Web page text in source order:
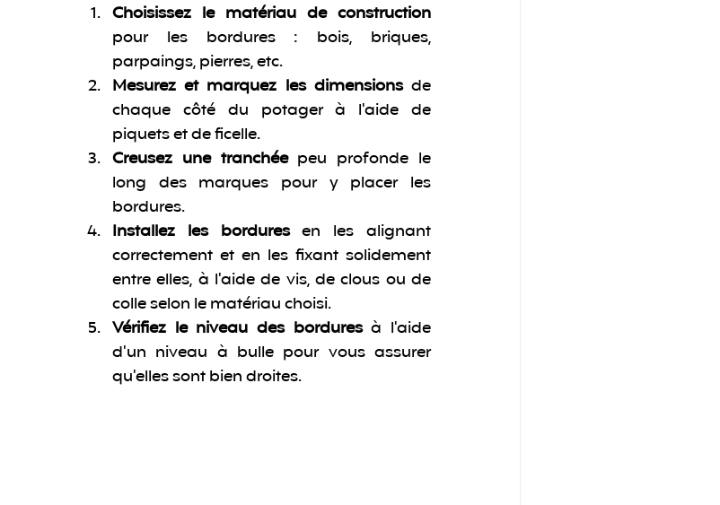
Choisissez le matériau de construction
pour les bordures : bois, briques,
parpaings, pierres, etc.
Mesurez et marquez les dimensions de
chaque côté du potager à l'aide de
piquets et de ficelle.
Creusez une tranchée peu profonde le
long des marques pour y placer les
bordures.
Installez les bordures en les alignant
correctement et en les fixant solidement
entre elles, à l'aide de vis, de clous ou de
colle selon le matériau choisi.
Vérifiez le niveau des bordures à l'aide
d'un niveau à bulle pour vous assurer
qu'elles sont bien droites.